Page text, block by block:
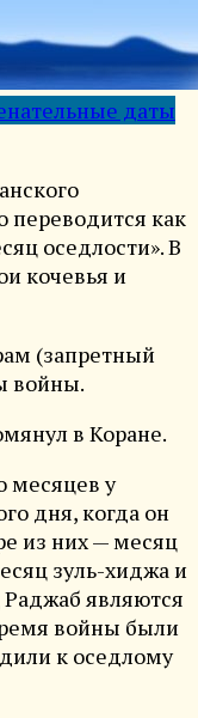
даты
переводится как
оседлости». В
кочевья и
(запретный
войны.
в Коране.
месяцев у
дня, когда он
из них — месяц
зуль-хиджа и
являются
войны были
к оседлому